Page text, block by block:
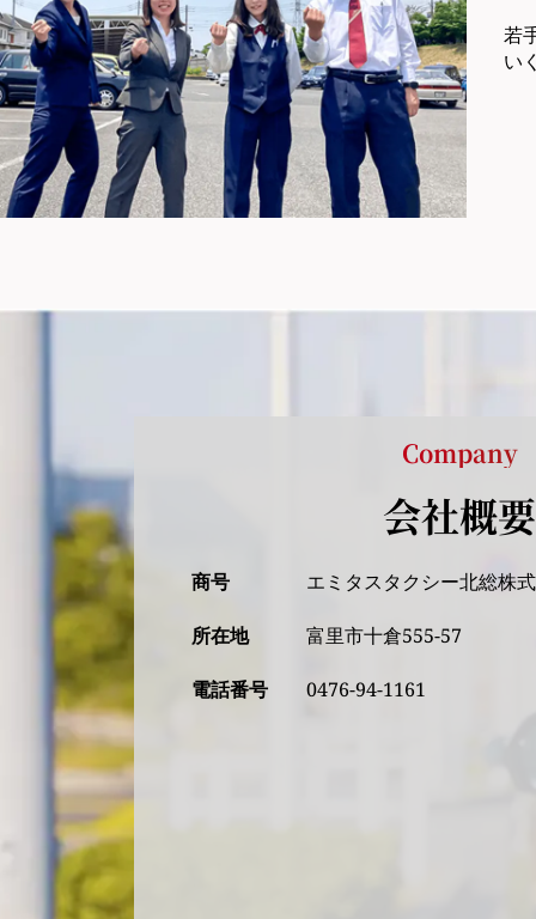
若
い
Company
会社概要
商号 エミタスタクシー北総
所在地 富里市十倉555-57
電話番号 0476-94-1161